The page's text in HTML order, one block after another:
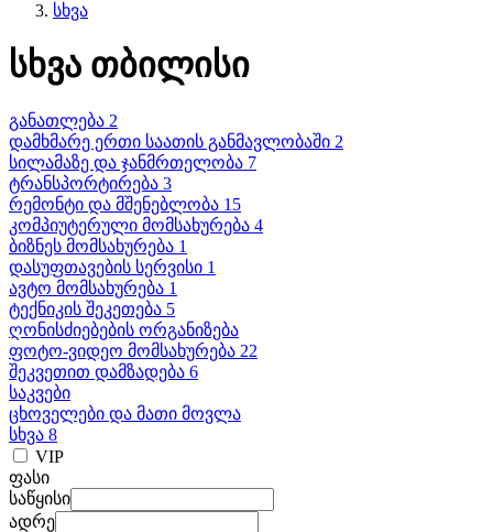
სხვა
სხვა თბილისი
განათლება 2
დამხმარე ერთი საათის განმავლობაში 2
სილამაზე და ჯანმრთელობა 7
ტრანსპორტირება 3
რემონტი და მშენებლობა 15
კომპიუტერული მომსახურება 4
ბიზნეს მომსახურება 1
დასუფთავების სერვისი 1
ავტო მომსახურება 1
ტექნიკის შეკეთება 5
ღონისძიებების ორგანიზება
ფოტო-ვიდეო მომსახურება 22
შეკვეთით დამზადება 6
საკვები
ცხოველები და მათი მოვლა
სხვა 8
VIP
ფასი
საწყისი
ადრე